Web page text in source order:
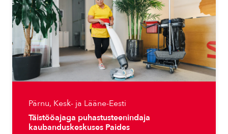
Pärnu, Kesk- ja Lääne-Eesti
Täistööajaga puhastusteenindaja
kaubanduskeskuses Paides